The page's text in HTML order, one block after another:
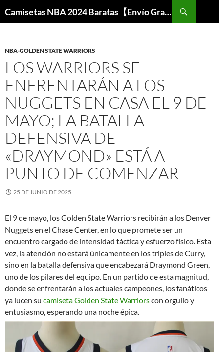
Camisetas NBA 2024 Baratas【Envío Gratis】
NBA-GOLDEN STATE WARRIORS
LOS WARRIORS SE
ENFRENTARÁN A LOS
NUGGETS EN CASA EL 9 DE
MAYO; LA BATALLA
DEFENSIVA DE
«DRAYMOND» ESTÁ A
PUNTO DE COMENZAR
25 DE JUNIO DE 2025
El 9 de mayo, los Golden State Warriors recibirán a los Denver
Nuggets en el Chase Center, en lo que promete ser un
encuentro cargado de intensidad táctica y esfuerzo físico. Esta
vez, la atención no estará únicamente en los triples de Curry,
sino en la batalla defensiva que encabezará Draymond Green,
uno de los pilares del equipo. En un partido de esta magnitud,
donde se enfrentarán a los actuales campeones, los fanáticos
ya lucen su camiseta Golden State Warriorscon orgullo y
entusiasmo, esperando una noche épica.